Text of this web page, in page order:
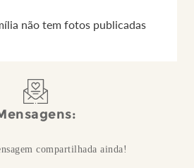
não tem fotos publicadas
compartilhada ainda!